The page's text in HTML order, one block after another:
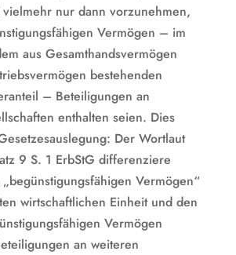
nur dann vorzunehmen,
Vermögen – im
aus Gesamthandsvermögen
bestehenden
– Beteiligungen an
enthalten seien. Dies
Der Wortlaut
9 S. 1 ErbStG differenziere
Vermögen“
wirtschaftlichen Einheit und den
Vermögen
an weiteren